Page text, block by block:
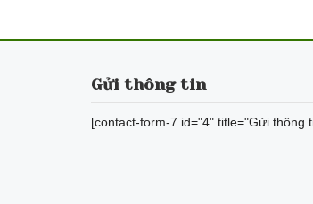
Gửi thông tin
[contact-form-7 id="4" title="Gửi thông